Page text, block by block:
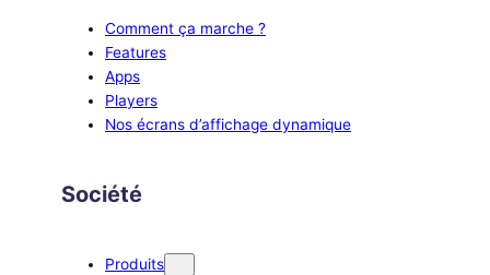
Comment ça marche ?
Features
Apps
Players
Nos écrans d’affichage dynamique
Société
Produits